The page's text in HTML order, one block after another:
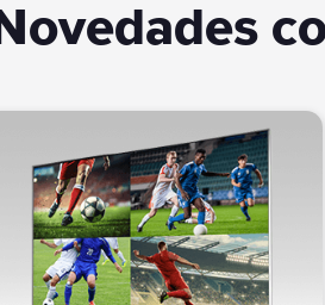
Novedades